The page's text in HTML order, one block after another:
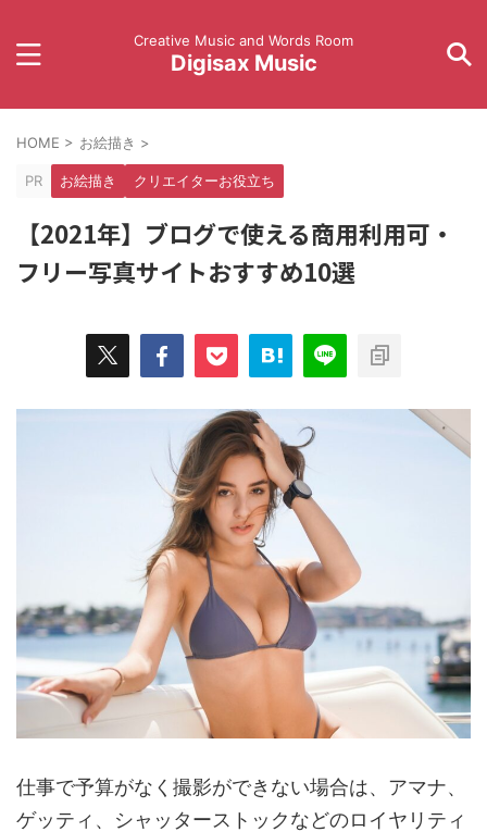
Creative Music and Words Room
Digisax Music
HOME > お絵描き >
PR お絵描き クリエイターお役立ち
【2021年】ブログで使える商用利用可・
フリー写真サイトおすすめ10選
仕事で予算がなく撮影ができない場合は、アマナ、
ゲッティ、シャッターストックなどのロイヤリティ